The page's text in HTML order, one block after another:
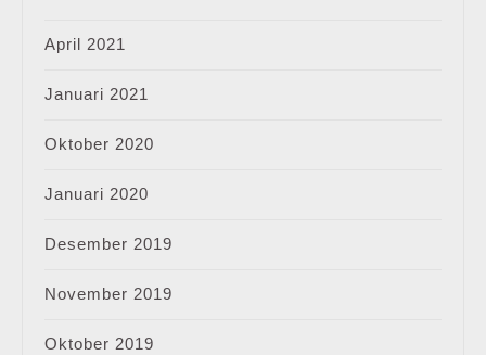
April 2021
Januari 2021
Oktober 2020
Januari 2020
Desember 2019
November 2019
Oktober 2019